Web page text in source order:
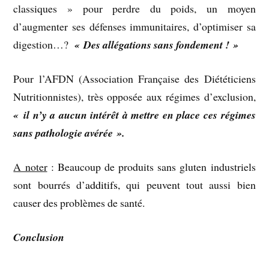
classiques » pour perdre du poids, un moyen
d’augmenter ses défenses immunitaires, d’optimiser sa
digestion…?« Des allégations sans fondement ! »
Pour l’AFDN (Association Française des Diététiciens
Nutritionnistes), très opposée aux régimes d’exclusion,
« il n’y a aucun intérêt à mettre en place ces régimes
sans pathologie avérée ».
A noter: Beaucoup de produits sans gluten industriels
sont bourrés d’additifs, qui peuvent tout aussi bien
causer des problèmes de santé.
Conclusion